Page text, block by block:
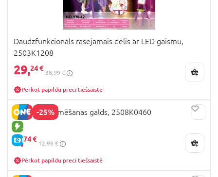
Daudzfunkcionāls rasējamais dēlis ar LED gaismu,
2503K1208
29,24 €
38,99 €
Pērkot papildu preci tiešsaistē
-25%
JAUNA PRECE
E-CENA
Projekcijas zīmēšanas galds, 2508K0460
9,74 €
12,99 €
Pērkot papildu preci tiešsaistē